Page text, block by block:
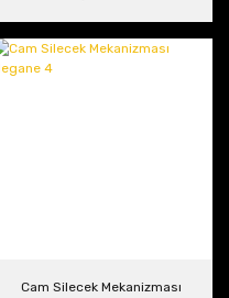
Cam Silecek Mekanizması